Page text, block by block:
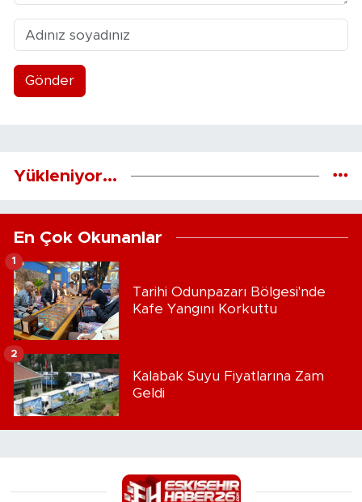
Gönder
Yükleniyor...
En Çok Okunanlar
Tarihi Odunpazarı Bölgesi'nde
Kafe Yangını Korkuttu
1
Kalabak Suyu Fiyatlarına Zam
Geldi
2